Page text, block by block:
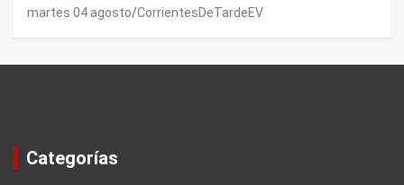
martes 04 agosto CorrientesDeTardeEV
Categorías